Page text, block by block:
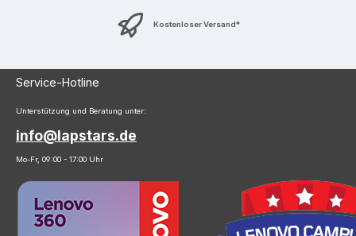
Kostenloser Versand*
Service-Hotline
Unterstützung und Beratung unter:
info@lapstars.de
Mo-Fr, 09:00 - 17:00 Uhr